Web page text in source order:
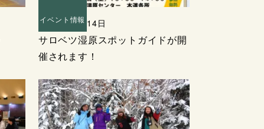
イベント情報
2025年06月14日
サロベツ湿原スポットガイドが開
催されます！